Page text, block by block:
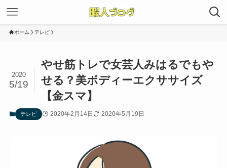
ホーム テレビ
やせ筋トレで女芸人みはるでもや
せる？美ボディーエクササイズ
【金スマ】
2020
5/19
テレビ 2020年2月14日 2020年5月19日